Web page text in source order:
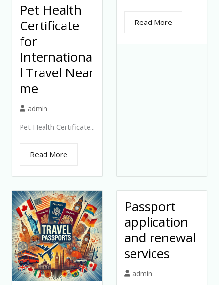
Pet Health
Certificate
for
Internationa
l Travel Near
me
admin
Pet Health Certificate...
Read More
Read More
Passport
application
and renewal
services
admin